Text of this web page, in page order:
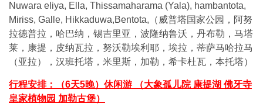
Nuwara eliya, Ella, Thissamaharama (Yala), hambantota,
Miriss, Galle, Hikkaduwa,Bentota,（威普塔国家公园，阿努
拉德普拉，哈巴纳，锡吉里亚，波隆纳鲁沃，丹布勒，马塔
莱，康提，皮纳瓦拉，努沃勒埃利耶，埃拉，蒂萨马哈拉马
（亚拉），汉班托塔，米里斯，加勒，希卡杜瓦，本托塔）
行程安排：（6天5晚）休闲游 （大象孤儿院 康提湖 佛牙寺
皇家植物园 加勒古堡）